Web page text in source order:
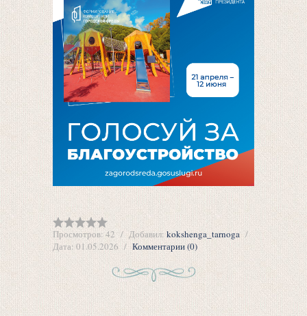
Просмотров: 42 Добавил: kokshenga_tarnoga
Дата: 01.05.2026 Комментарии (0)